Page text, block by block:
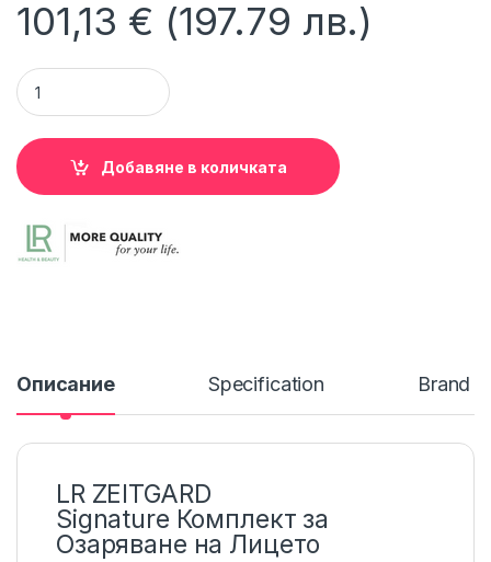
101,13 € (197.79 лв.)
Комплект за Озаряване на Лицето LR Signature quantity
Добавяне в количката
Описание Specification Brand
LR ZEITGARD
Signature Комплект за
Озаряване на Лицето